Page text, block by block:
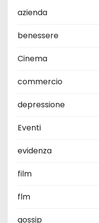
azienda
benessere
Cinema
commercio
depressione
Eventi
evidenza
film
flm
gossip